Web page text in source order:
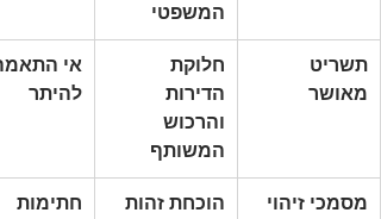
המשפטי
תשריט
מאושר
חלוקת
הדירות
והרכוש
המשותף
אי
להיתר
מסמכי זיהוי
הוכחת זהות
חתימות